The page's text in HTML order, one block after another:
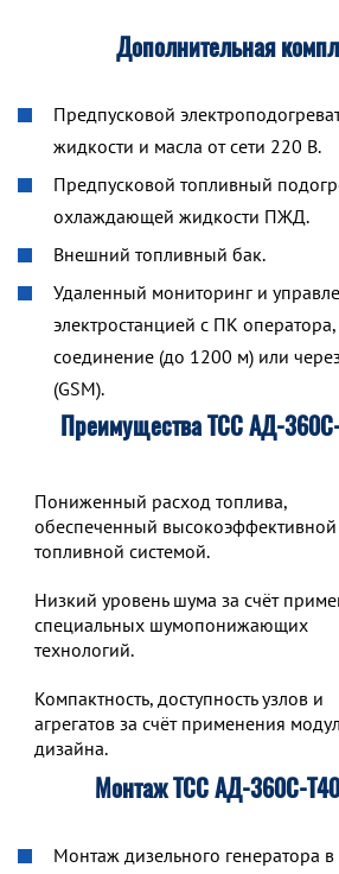
Дополнительная
Предпусковой
жидкости и масла от сети 220 В.
Предпусковой топливный
охлаждающей жидкости ПЖД.
Внешний топливный бак.
Удаленный мониторинг и
электростанцией с ПК
соединение (до 1200 м) или
(GSM).
Преимущества ТСС АД-
Пониженный расход топлива,
обеспеченный высокоэффективной
топливной системой.
Низкий уровень шума за счёт
специальных шумопонижающих
технологий.
Компактность, доступность узлов и
агрегатов за счёт применения
дизайна.
Монтаж ТСС АД-360С-
Монтаж дизельного генератора